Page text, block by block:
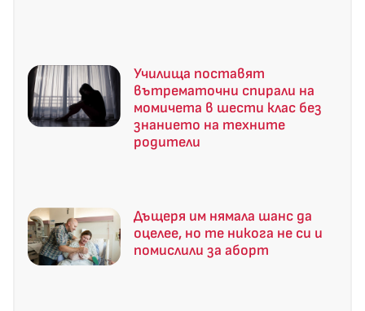
Училища поставят
вътрематочни спирали на
момичета в шести клас без
знанието на техните
родители
Дъщеря им нямала шанс да
оцелее, но те никога не си и
помислили за аборт